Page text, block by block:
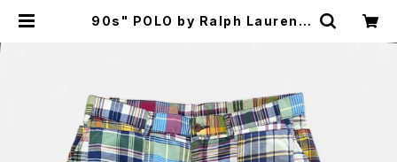
90s" POLO by Ralph Lauren"